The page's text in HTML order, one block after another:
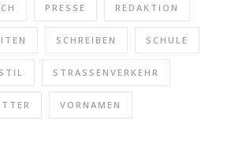
PRESSE REDAKTION
SCHREIBEN SCHULE
STIL STRASSENVERKEHR
VORNAMEN